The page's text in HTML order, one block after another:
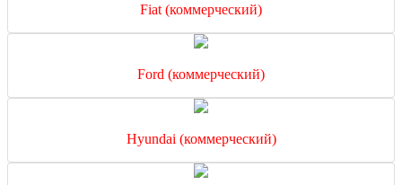
Fiat (коммерческий)
Ford (коммерческий)
Hyundai (коммерческий)